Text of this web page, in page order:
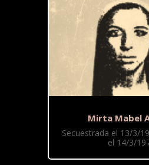
Mirta Mabel
Secuestrada el 13/3/
el 14/3/